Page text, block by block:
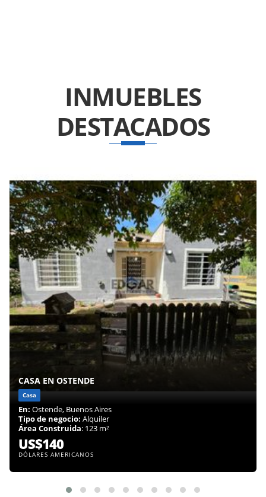
INMUEBLES
DESTACADOS
CASA EN OSTENDE
Casa
En: Ostende, Buenos Aires
Tipo de negocio: Alquiler
Área Construida: 123 m²
US$140
DÓLARES AMERICANOS